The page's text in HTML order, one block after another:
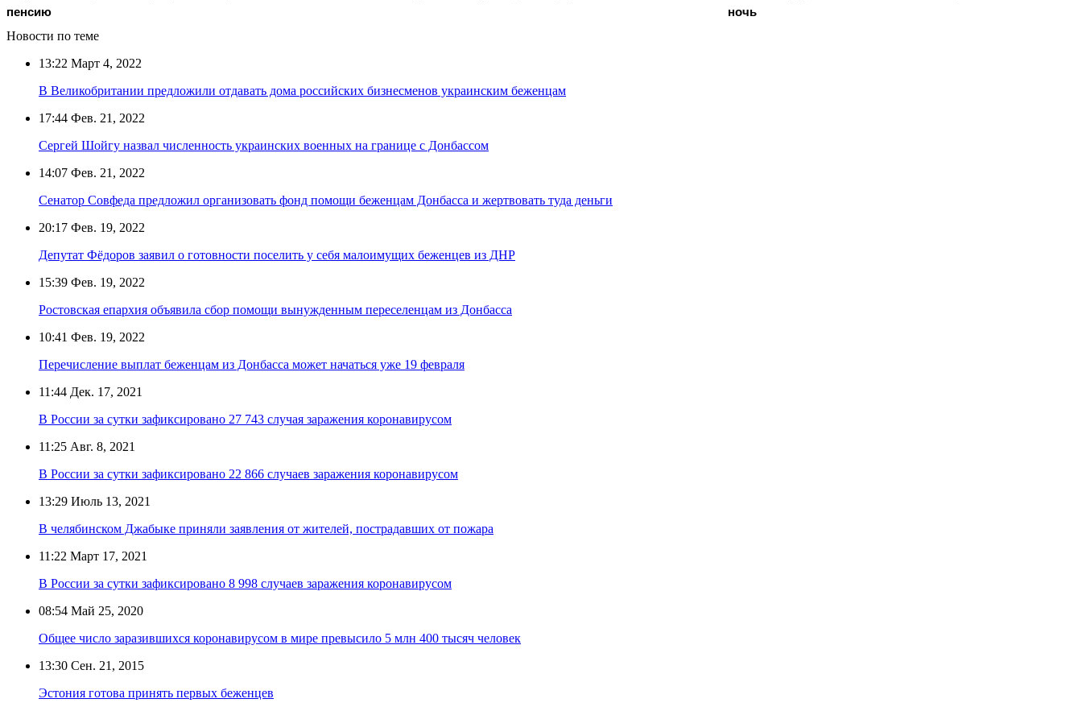
пенсию
ночь
Новости по теме
13:22 Март 4, 2022
В Великобритании предложили отдавать дома российских бизнесменов украинским беженцам
17:44 Фев. 21, 2022
Сергей Шойгу назвал численность украинских военных на границе с Донбассом
14:07 Фев. 21, 2022
Сенатор Совфеда предложил организовать фонд помощи беженцам Донбасса и жертвовать туда деньги
20:17 Фев. 19, 2022
Депутат Фёдоров заявил о готовности поселить у себя малоимущих беженцев из ДНР
15:39 Фев. 19, 2022
Ростовская епархия объявила сбор помощи вынужденным переселенцам из Донбасса
10:41 Фев. 19, 2022
Перечисление выплат беженцам из Донбасса может начаться уже 19 февраля
11:44 Дек. 17, 2021
В России за сутки зафиксировано 27 743 случая заражения коронавирусом
11:25 Авг. 8, 2021
В России за сутки зафиксировано 22 866 случаев заражения коронавирусом
13:29 Июль 13, 2021
В челябинском Джабыке приняли заявления от жителей, пострадавших от пожара
11:22 Март 17, 2021
В России за сутки зафиксировано 8 998 случаев заражения коронавирусом
08:54 Май 25, 2020
Общее число заразившихся коронавирусом в мире превысило 5 млн 400 тысяч человек
13:30 Сен. 21, 2015
Эстония готова принять первых беженцев